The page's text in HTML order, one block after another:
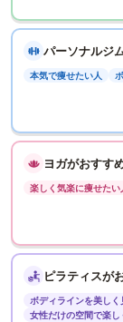
パーソナルジ
本気で痩せたい人
ヨガがおすす
楽しく気楽に痩せたい
ピラティスが
ボディラインを美しく
女性だけの空間で楽し